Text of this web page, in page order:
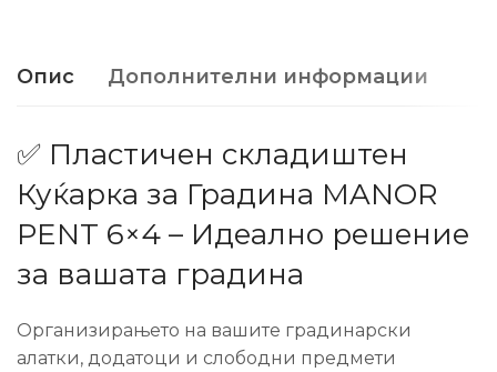
Опис Дополнителни информации
✅ Пластичен складиштен
Куќарка за Градина MANOR
PENT 6×4 – Идеално решение
за вашата градина
Организирањето на вашите градинарски
алатки, додатоци и слободни предмети